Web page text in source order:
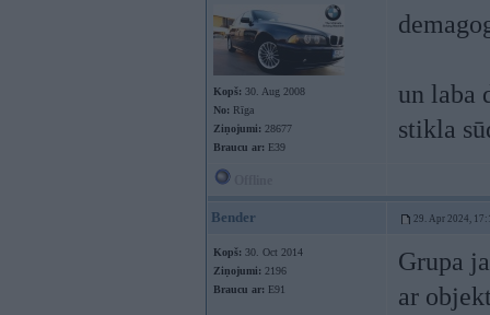
Kopš: 30. Aug 2008
No: Rīga
Ziņojumi: 28677
Braucu ar: E39
un laba
stikla
Bender 29. Apr 2024,
Kopš: 30. Oct 2014
Ziņojumi: 2196
Braucu ar: E91
Grupa
ar